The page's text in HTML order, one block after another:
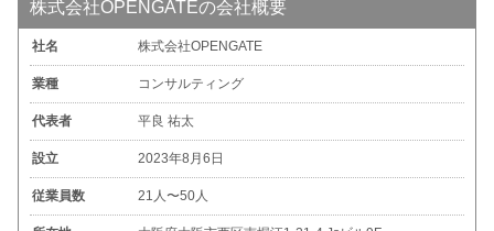
株式会社OPENGATEの会社概要
社名 株式会社OPENGATE
業種 コンサルティング
代表者 平良 祐太
設立 2023年8月6日
従業員数 21人〜50人